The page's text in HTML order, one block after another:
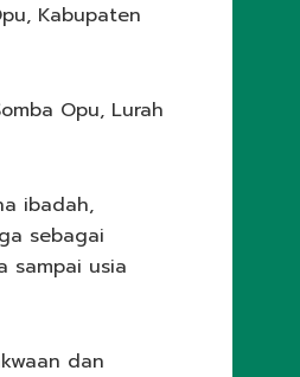
Kabupaten
Opu, Lurah
ibadah,
sebagai
sampai usia
dan